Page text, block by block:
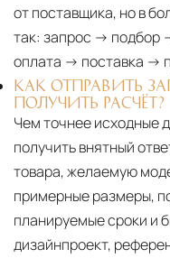
от поставщика, но в
так: запрос → подбор
оплата → поставка →
КАК ОТПРАВИТЬ
ПОЛУЧИТЬ РАСЧЁТ?
Чем точнее исходные
получить внятный
товара, желаемую
примерные размеры,
планируемые сроки и
дизайнпроект,